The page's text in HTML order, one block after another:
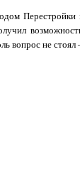
Перестройки
вопрос не